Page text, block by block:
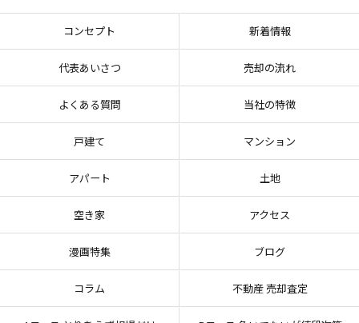
コンセプト 新着情報
代表あいさつ 売却の流れ
よくある質問 当社の特徴
戸建て マンション
アパート 土地
空き家 アクセス
漫画特集 ブログ
コラム 不動産 売却査定